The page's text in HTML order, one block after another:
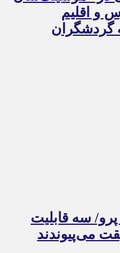
و اقلیم
گردشگران
تحول بزرگ در آیفون ۱۸ پرو/ سه قابلیت
می‌پیوندند